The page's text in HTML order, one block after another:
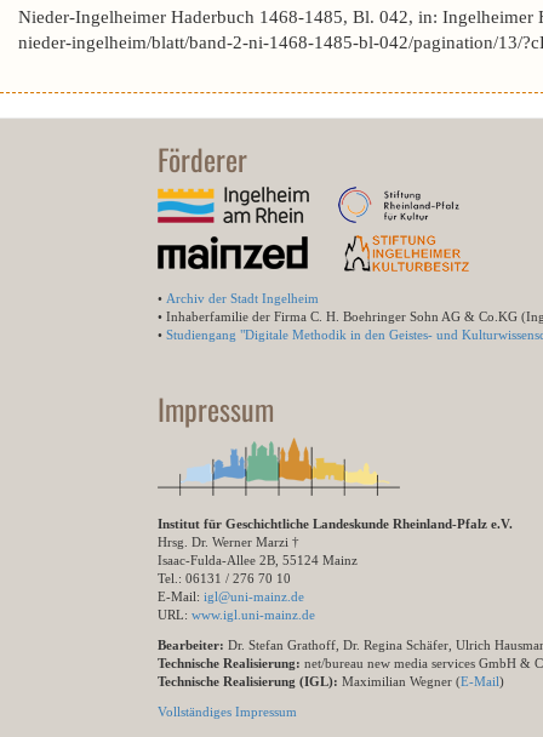
Nieder-Ingelheimer Haderbuch 1468-1485, Bl. 042, in:
nieder-ingelheim/blatt/band-2-ni-1468-1485-bl-042/pagination/13/
Förderer
• Archiv der Stadt Ingelheim
• Inhaberfamilie der Firma C. H. Boehringer Sohn AG & Co.KG
• Studiengang "Digitale Methodik in den Geistes- und
Impressum
Institut für Geschichtliche Landeskunde Rheinland-Pfalz e.V.
Hrsg. Dr. Werner Marzi †
Isaac-Fulda-Allee 2B, 55124 Mainz
Tel.: 06131 / 276 70 10
E-Mail: igl@uni-mainz.de
URL: www.igl.uni-mainz.de
Bearbeiter: Dr. Stefan Grathoff, Dr. Regina Schäfer, Ulrich
Technische Realisierung: net/bureau new media services GmbH &
Technische Realisierung (IGL): Maximilian Wegner (E-Mail)
Vollständiges Impressum